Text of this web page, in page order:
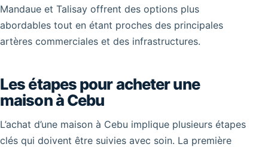
Mandaue et Talisay offrent des options plus
abordables tout en étant proches des principales
artères commerciales et des infrastructures.
Les étapes pour acheter une
maison à Cebu
L’achat d’une maison à Cebu implique plusieurs étapes
clés qui doivent être suivies avec soin. La première